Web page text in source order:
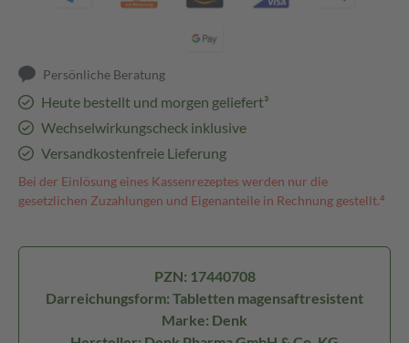
Persönliche Beratung
Heute bestellt und morgen geliefert³
Wechselwirkungscheck inklusive
Versandkostenfreie Lieferung
Bei der Einlösung eines Kassenrezeptes werden nur die
gesetzlichen Zuzahlungen und Eigenanteile in Rechnung gestellt.⁴
PZN: 17440708
Darreichungsform: Tabletten magensaftresistent
Marke: Denk